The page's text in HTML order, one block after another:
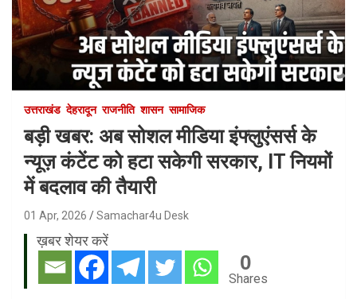
उत्तराखंड देहरादून राजनीति शासन सामाजिक
बड़ी खबर: अब सोशल मीडिया इंफ्लुएंसर्स के
न्यूज़ कंटेंट को हटा सकेगी सरकार, IT नियमों
में बदलाव की तैयारी
01 Apr, 2026 Samachar4u Desk
ख़बर शेयर करें
0
Shares